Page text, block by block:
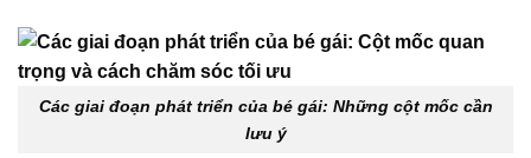
Các giai đoạn phát triển của bé gái: Những cột mốc cần
lưu ý